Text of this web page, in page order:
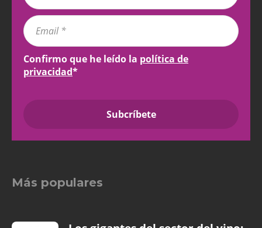
Confirmo que he leído la política de
privacidad*
Más populares